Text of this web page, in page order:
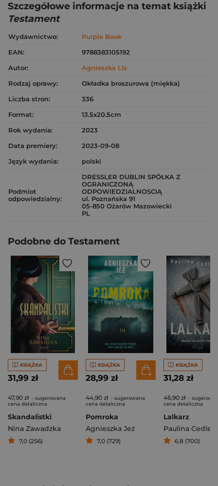
Szczegółowe informacje na temat książki
Testament
Wydawnictwo:
Purple Book
EAN:
9788383105192
Autor:
Agnieszka Lis
Rodzaj oprawy:
Okładka broszurowa (miękka)
Liczba stron:
336
Format:
13.5x20.5cm
Rok wydania:
2023
Data premiery:
2023-09-08
Język wydania:
polski
Podmiot
odpowiedzialny:
DRESSLER DUBLIN SPÓŁKA Z
OGRANICZONĄ
ODPOWIEDZIALNOSCIĄ
ul. Poznańska 91
05-850 Ożarów Mazowiecki
PL
Podobne do Testament
KSIĄŻKA
31,99 zł
47,90 zł - sugerowana
cena detaliczna
Skandalistki
Nina Zawadzka
7,0 (256)
KSIĄŻKA
28,99 zł
44,90 zł - sugerowana
cena detaliczna
Pomroka
Agnieszka Jeż
7,0 (729)
KSIĄŻKA
31,28 zł
46,90 zł -
cena detaliczna
Lalkarz
Paulina
6,8 (700)